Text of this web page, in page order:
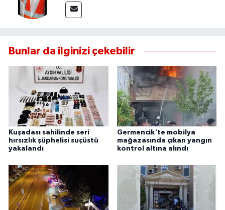
Bunlar da ilginizi çekebilir
Kuşadası sahilinde seri
hırsızlık şüphelisi suçüstü
yakalandı
Germencik'te mobilya
mağazasında çıkan yangın
kontrol altına alındı